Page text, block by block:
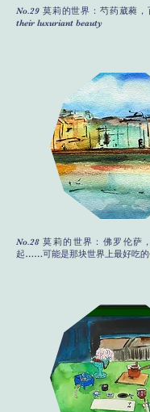
No.29 莫莉的世界：芍药葳蕤
their luxuriant beauty
No.28 莫莉的世界：佛罗伦萨
起……可能是那块世界上最好吃的